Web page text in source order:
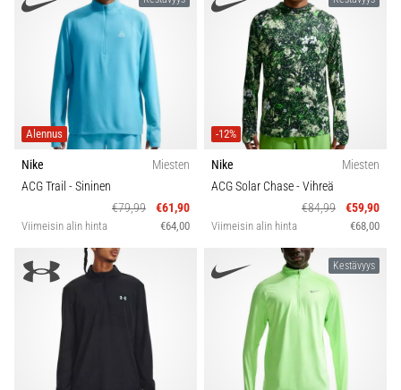
Alennus
Nike
Miesten
ACG Trail - Sininen
€79,99
€61,90
Viimeisin alin hinta €64,00
-12%
Nike
Miesten
ACG Solar Chase- Vihreä
€84,99
€59,90
Viimeisin alin hinta €68,00
Kestävyys